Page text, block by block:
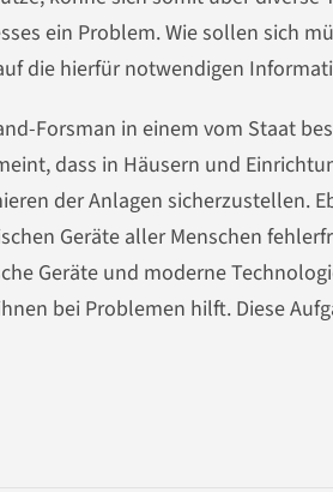
ein Problem. Wie sollen sich
die hierfür notwendigen
Forsman in einem vom Staat
dass in Häusern und
der Anlagen sicherzustellen.
Geräte aller Menschen
Geräte und moderne
bei Problemen hilft. Diese